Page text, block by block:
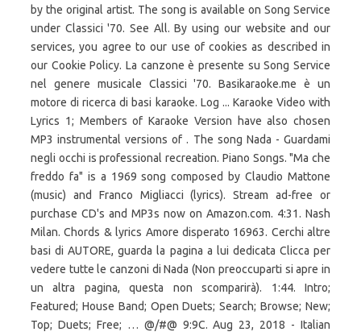
by the original artist. The song is available on Song Service
under Classici '70. See All. By using our website and our
services, you agree to our use of cookies as described in
our Cookie Policy. La canzone è presente su Song Service
nel genere musicale Classici '70. Basikaraoke.me è un
motore di ricerca di basi karaoke. Log ... Karaoke Video with
Lyrics 1; Members of Karaoke Version have also chosen
MP3 instrumental versions of . The song Nada - Guardami
negli occhi is professional recreation. Piano Songs. "Ma che
freddo fa" is a 1969 song composed by Claudio Mattone
(music) and Franco Migliacci (lyrics). Stream ad-free or
purchase CD's and MP3s now on Amazon.com. 4:31. Nash
Milan. Chords & lyrics Amore disperato 16963. Cerchi altre
basi di AUTORE, guarda la pagina a lui dedicata Clicca per
vedere tutte le canzoni di Nada (Non preoccuparti si apre in
un altra pagina, questa non scomparirà). 1:44. Intro;
Featured; House Band; Open Duets; Search; Browse; New;
Top; Duets; Free; … @/#@ 9:9C. Aug 23, 2018 - Italian